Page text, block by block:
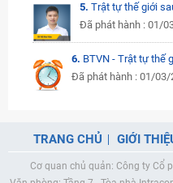
5. Trật tự thế giới
Đã phát hành : 01/
6. BTVN - Trật tự thế
Đã phát hành : 01/03/
TRANG CHỦ GIỚI
Cơ quan chủ quản: Công ty Cổ